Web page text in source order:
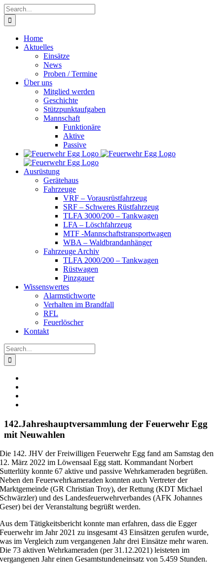
Skip
to
content
Search
for:
Home
Aktuelles
Einsätze
News
Proben / Termine
Über uns
Mitglied werden
Geschichte
Stützpunktaufgaben
Mannschaft
Funktionäre
Aktive
Passive
Ausrüstung
Gerätehaus
Fahrzeuge
VRF – Vorausrüstfahrzeug
SRF – Schweres Rüstfahrzeug
TLFA 3000/200 – Tankwagen
LFA – Löschfahrzeug
MTF -Mannschaftstransportwagen
WBA – Waldbrandanhänger
Fahrzeuge Archiv
TLFA 2000/200 – Tankwagen
Rüstwagen
Pinzgauer
Wissenswertes
Alarmstichworte
Verhalten im Brandfall
RFL
Feuerlöscher
Kontakt
Search
for:
142.Jahreshauptversammlung der Feuerwehr Egg
mit Neuwahlen
Die 142. JHV der Freiwilligen Feuerwehr Egg fand am Samstag den
12. März 2022 im Löwensaal Egg statt. Kommandant Norbert
Sutterlüty konnte 67 aktive und passive Wehrkameraden begrüßen.
Neben den Feuerwehrkameraden konnten auch Vertreter der
Marktgemeinde (GR Christian Troy), der Rettung (KDT Michael
Schwärzler) und des Landesfeuerwehrverbandes (AFK Johannes
Geser) bei der Veranstaltung begrüßt werden.
Aus dem Tätigkeitsbericht konnte man erfahren, dass die Egger
Feuerwehr im Jahr 2021 zu insgesamt 43 Einsätzen gerufen wurde,
was im Vergleich zum vergangenen Jahr drei Einsätze mehr waren.
Die 73 aktiven Wehrkameraden (per 31.12.2021) leisteten im
vergangenen Jahr einen Gesamtstundeneinsatz von 5.459 Stunden.